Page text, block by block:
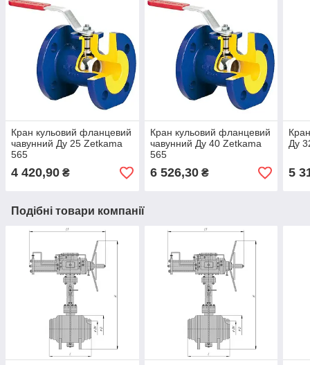
Кран кульовий фланцевий
чавунний Ду 25 Zetkama
565
4 420,90 ₴
Кран кульовий фланцевий
чавунний Ду 40 Zetkama
565
6 526,30₴
Ду
5
Подібні товари компанії